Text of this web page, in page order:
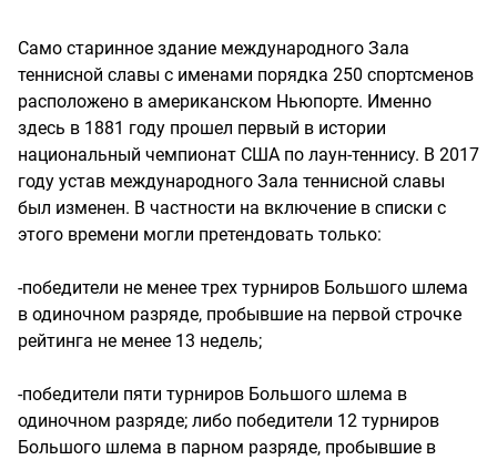
Само старинное здание международного Зала
теннисной славы с именами порядка 250 спортсменов
расположено в американском Ньюпорте. Именно
здесь в 1881 году прошел первый в истории
национальный чемпионат США по лаун-теннису. В 2017
году устав международного Зала теннисной славы
был изменен. В частности на включение в списки с
этого времени могли претендовать только:
-победители не менее трех турниров Большого шлема
в одиночном разряде, пробывшие на первой строчке
рейтинга не менее 13 недель;
-победители пяти турниров Большого шлема в
одиночном разряде; либо победители 12 турниров
Большого шлема в парном разряде, пробывшие в